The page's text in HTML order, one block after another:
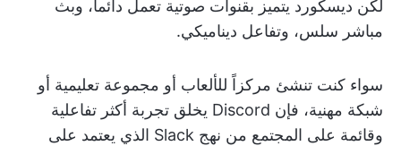
لكن ديسكورد يتميز بقنوات صوتية تعمل دائماً، وبث
مباشر سلس، وتفاعل ديناميكي.
سواء كنت تنشئ مركزاً للألعاب أو مجموعة تعليمية أو
شبكة مهنية، فإن Discord يخلق تجربة أكثر تفاعلية
وقائمة على المجتمع من نهج Slack الذي يعتمد على